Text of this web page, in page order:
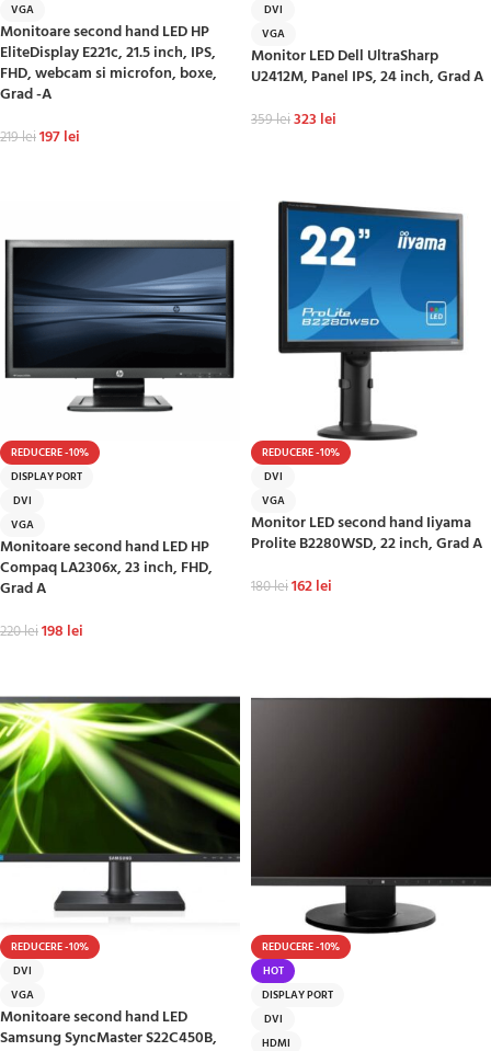
VGA
Monitoare second hand LED HP
EliteDisplay E221c, 21.5 inch, IPS,
FHD, webcam si microfon, boxe,
Grad -A
219lei197lei
DVI
VGA
Monitor LED Dell UltraSharp
U2412M, Panel IPS, 24 inch, Grad A
359lei323 lei
REDUCERE -10%
DISPLAY PORT
DVI
VGA
Monitoare second hand LED HP
Compaq LA2306x, 23 inch, FHD,
Grad A
220lei198 lei
REDUCERE -10%
DVI
VGA
Monitor LED second hand Iiyama
Prolite B2280WSD, 22 inch, Grad A
180lei162lei
REDUCERE -10%
DVI
VGA
Monitoare second hand LED
Samsung SyncMaster S22C450B,
REDUCERE -10%
HOT
DISPLAY PORT
DVI
HDMI